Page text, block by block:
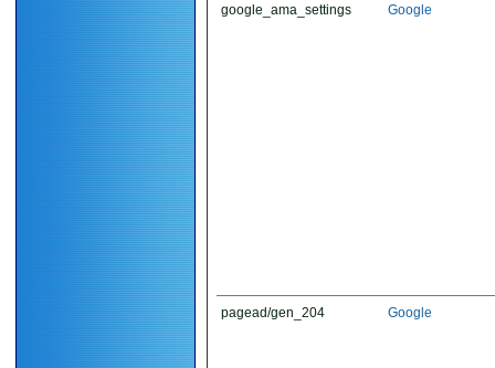
google_ama_settings Google
pagead/gen_204 Google